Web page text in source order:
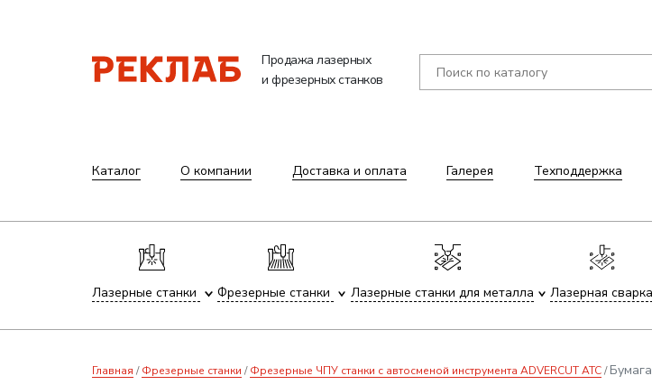
Продажа лазерных
и фрезерных станков
Каталог О компании Доставка и оплата Галерея Техподдержка
Лазерные станки Фрезерные станки Лазерные станки для металла Лазерная сварка
Главная Фрезерные станки Фрезерные ЧПУ станки с автосменой инструмента ADVERCUT ATC